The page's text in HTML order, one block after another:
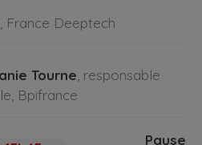
France Deeptech
Tourne , responsable
Bpifrance
Pause